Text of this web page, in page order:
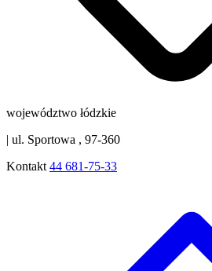
województwo łódzkie
| ul. Sportowa , 97-360
Kontakt 44 681-75-33